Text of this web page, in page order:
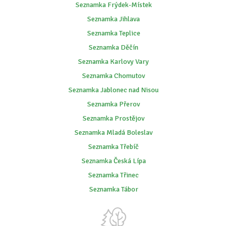
Seznamka Frýdek-Místek
Seznamka Jihlava
Seznamka Teplice
Seznamka Děčín
Seznamka Karlovy Vary
Seznamka Chomutov
Seznamka Jablonec nad Nisou
Seznamka Přerov
Seznamka Prostějov
Seznamka Mladá Boleslav
Seznamka Třebíč
Seznamka Česká Lípa
Seznamka Třinec
Seznamka Tábor